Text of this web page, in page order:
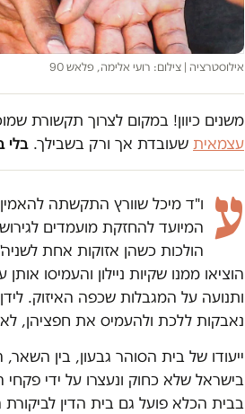
אילוסטרציה | צילום: רועי אלימה, פלאש 90
משנים כיוון! במקום לצרוך תקשורת
עצמאית שעובדת אך ורק בשבילך. בלי
ע
ו"ד מיכל שוורץ התקשתה
המיועד להחזקת מועמדים
הולכות כשהן אזוקות אחת
הוציאו ממנו שקיות ניילון והעמיסו
ותנועה על המגבלות שכפה האיזוק.
נאבקות ללכת ולהעמיס את חפציהן, לא
ייעודו של בית הסוהר גבעון, בין
בישראל שלא כחוק ונעצרו על ידי
בבית הכלא פועל גם בית הדין